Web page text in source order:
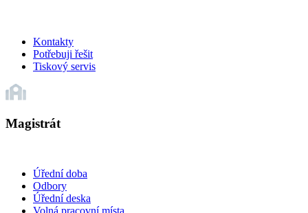
Kontakty
Potřebuji řešit
Tiskový servis
Magistrát
Úřední doba
Odbory
Úřední deska
Volná pracovní místa